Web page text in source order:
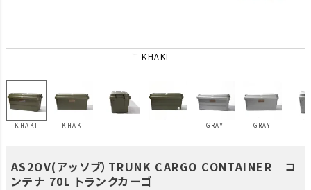
KHAKI
KHAKI KHAKI GRAY GRAY
AS2OV(アッソブ）TRUNK CARGO CONTAINER コ
ンテナ 70L トランクカーゴ